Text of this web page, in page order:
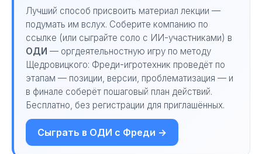
Лучший способ присвоить материал лекции —
подумать им вслух. Соберите компанию по
ссылке (или сыграйте соло с ИИ-участниками) в
ОДИ — оргдеятельностную игру по методу
Щедровицкого: Фреди-игротехник проведёт по
этапам — позиции, версии, проблематизация — и
в финале соберёт пошаговый план действий.
Бесплатно, без регистрации для приглашённых.
Сыграть в ОДИ с Фреди →